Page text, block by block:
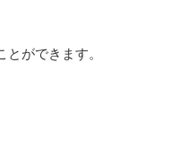
ができます。